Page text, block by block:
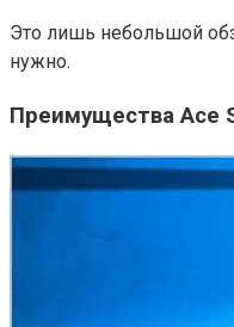
Это лишь небольшой
нужно.
Преимущества Ace